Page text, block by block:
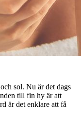
sol. Nu är det dags
till fin hy är att
är det enklare att få